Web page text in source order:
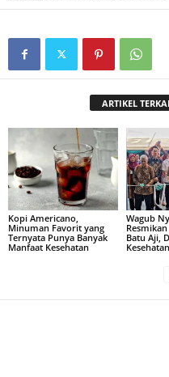
ARTIKEL
Kopi Americano,
Minuman Favorit yang
Ternyata Punya Banyak
Manfaat Kesehatan
Wagub
Batu Aji,